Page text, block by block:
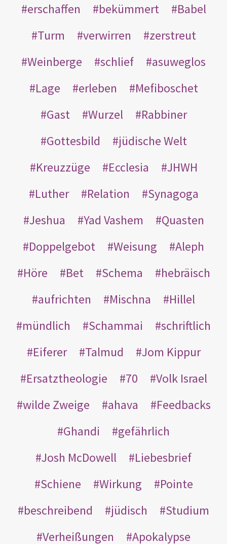
erschaffen
bekümmert
Babel
Turm
verwirren
zerstreut
Weinberge
schlief
asuweglos
Lage
erleben
Mefiboschet
Gast
Wurzel
Rabbiner
Gottesbild
jüdische Welt
Kreuzzüge
Ecclesia
JHWH
Luther
Relation
Synagoga
Jeshua
Yad Vashem
Quasten
Doppelgebot
Weisung
Aleph
Höre
Bet Schema
hebräisch
aufrichten
Mischna
Hillel
mündlich
Schammai
schriftlich
Eiferer
Talmud
Jom Kippur
Ersatztheologie
70
Volk Israel
wilde Zweige
ahava
Feedbacks
Ghandi
gefährlich
Josh McDowell
Liebesbrief
Schiene
Wirkung
Pointe
beschreibend
jüdisch
Studium
Verheißungen
Apokalypse